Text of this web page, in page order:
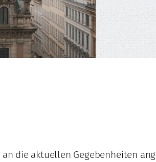
die aktuellen Gegebenheiten